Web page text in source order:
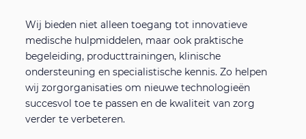
Wij bieden niet alleen toegang tot innovatieve
medische hulpmiddelen, maar ook praktische
begeleiding, producttrainingen, klinische
ondersteuning en specialistische kennis. Zo helpen
wij zorgorganisaties om nieuwe technologieën
succesvol toe te passen en de kwaliteit van zorg
verder te verbeteren.